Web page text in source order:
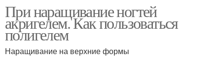
При наращивание ногтей
акригелем. Как пользоваться
полигелем
Наращивание на верхние формы